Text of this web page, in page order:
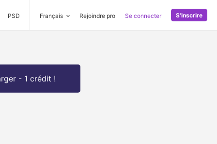
PSD Français Rejoindre pro Se connecter S'inscrire
- 1 crédit !